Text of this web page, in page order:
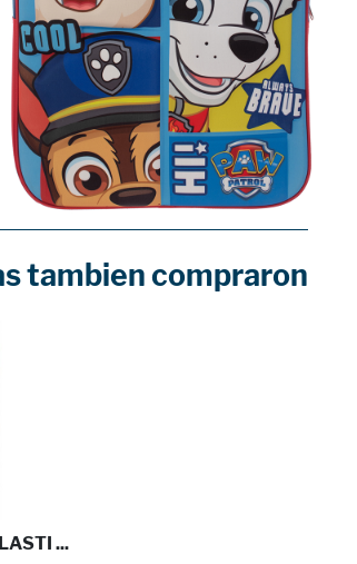
tambien compraron
...